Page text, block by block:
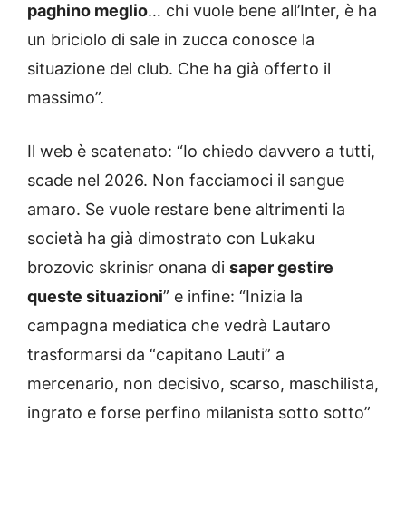
paghino meglio… chi vuole bene all’Inter, è ha
un briciolo di sale in zucca conosce la
situazione del club. Che ha già offerto il
massimo”.
Il web è scatenato: “Io chiedo davvero a tutti,
scade nel 2026. Non facciamoci il sangue
amaro. Se vuole restare bene altrimenti la
società ha già dimostrato con Lukaku
brozovic skrinisr onana di saper gestire
queste situazioni” e infine: “Inizia la
campagna mediatica che vedrà Lautaro
trasformarsi da “capitano Lauti” a
mercenario, non decisivo, scarso, maschilista,
ingrato e forse perfino milanista sotto sotto”